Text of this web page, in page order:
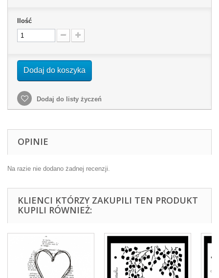
Ilość
Dodaj do koszyka
Dodaj do listy życzeń
OPINIE
Na razie nie dodano żadnej recenzji.
KLIENCI KTÓRZY ZAKUPILI TEN PRODUKT
KUPILI RÓWNIEŻ: